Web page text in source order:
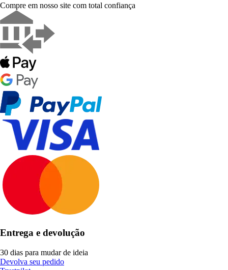
Compre em nosso site com total confiança
Entrega e devolução
30 dias para mudar de ideia
Devolva seu pedido